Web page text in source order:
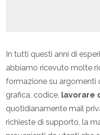
In tutti questi anni di
abbiamo ricevuto molte
formazione su argomenti
grafica, codice, lavorare
quotidianamente mail
richieste di supporto, la